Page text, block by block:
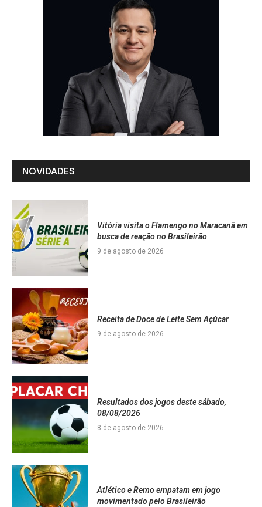
NOVIDADES
Vitória visita o Flamengo no Maracanã em
busca de reação no Brasileirão
9 de agosto de 2026
Receita de Doce de Leite Sem Açúcar
9 de agosto de 2026
Resultados dos jogos deste sábado,
08/08/2026
8 de agosto de 2026
Atlético e Remo empatam em jogo
movimentado pelo Brasileirão